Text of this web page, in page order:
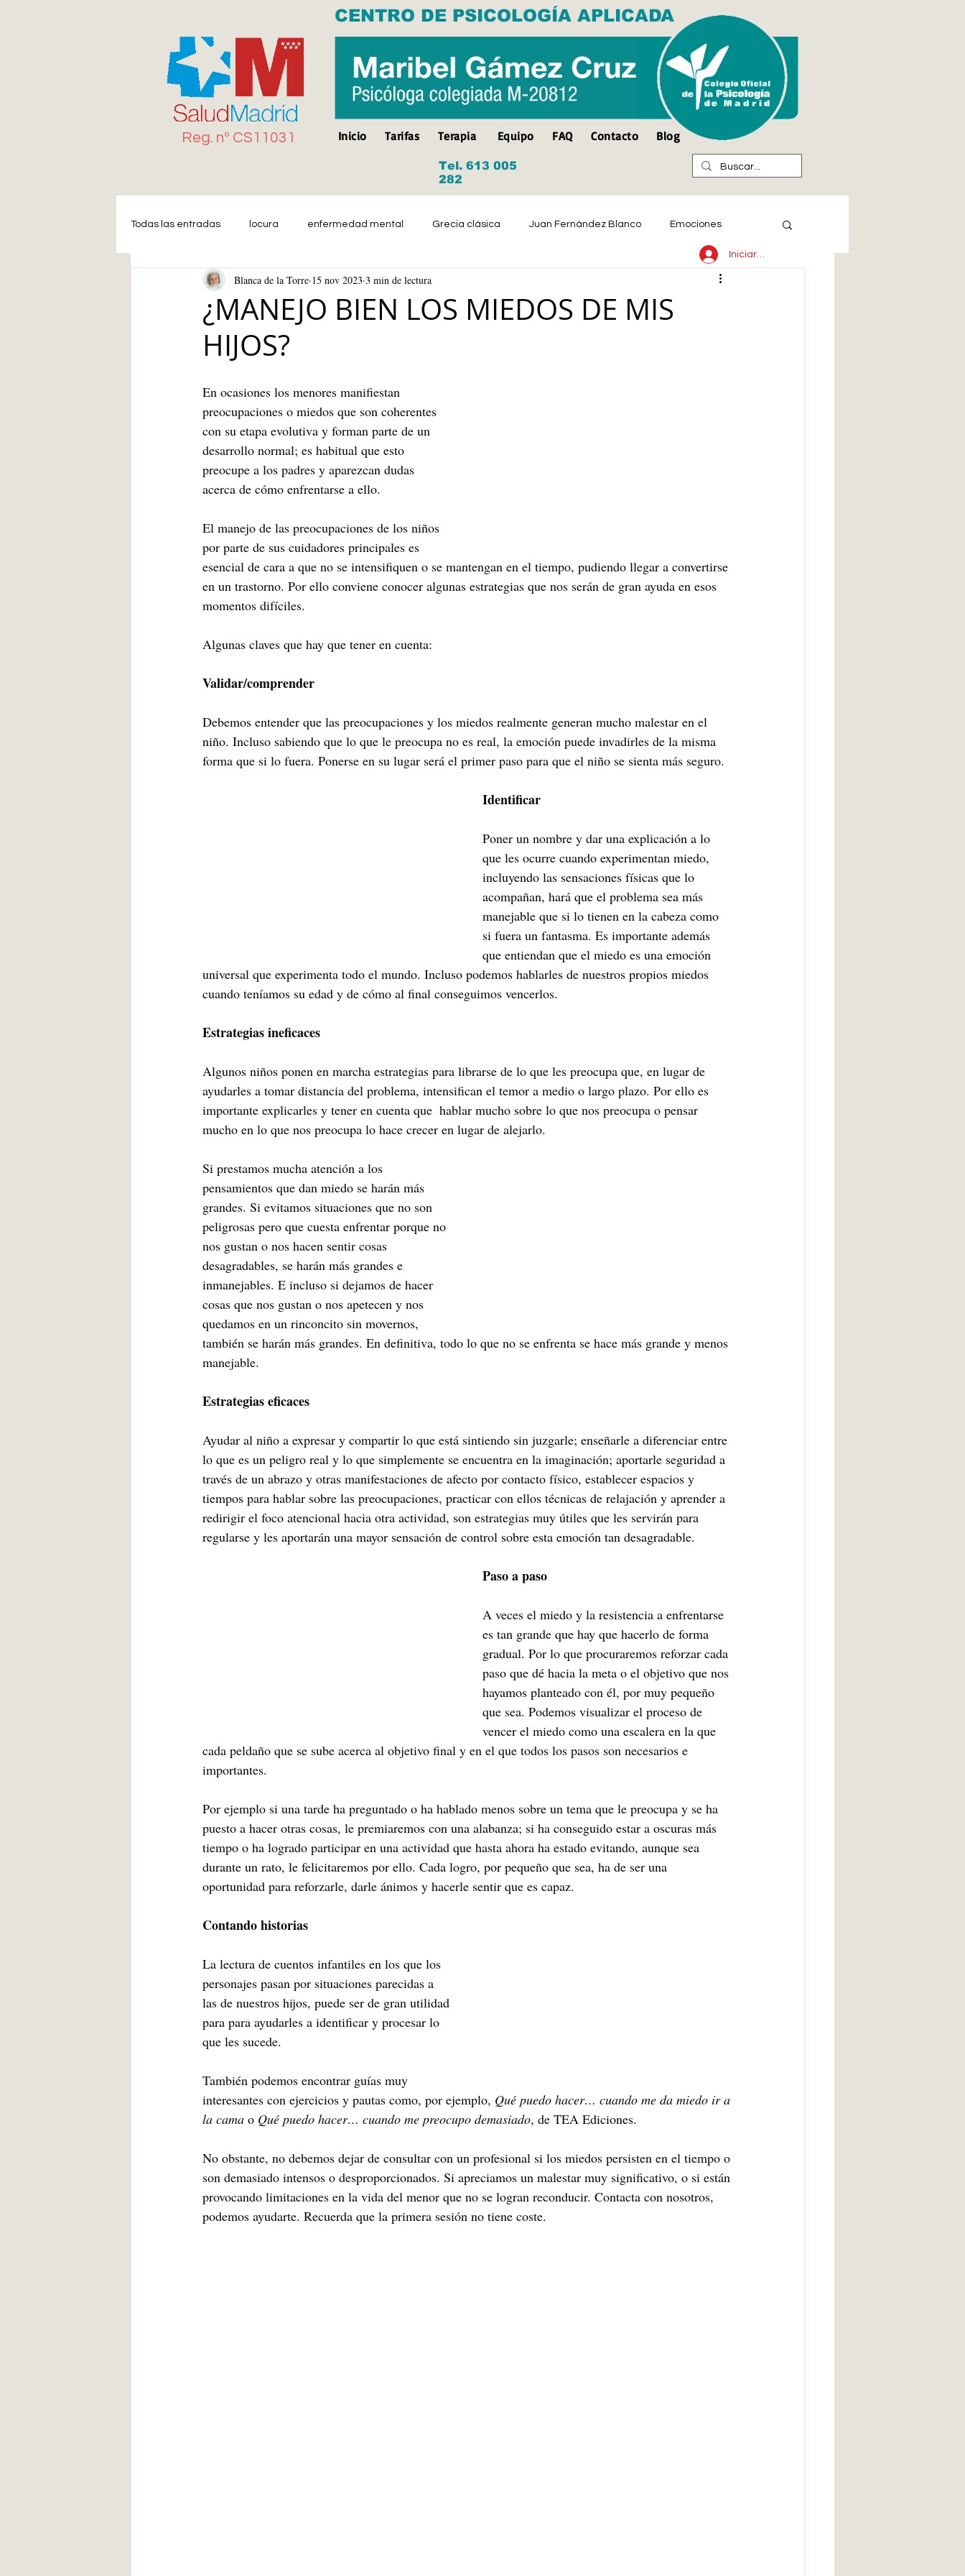
CENTRO DE PSICOLOGÍA APLICADA
Reg. nº CS11031 Inicio Tarifas Terapia Equipo FAQ Contacto Blog
Tel. 613 005
282
Todas las entradas locura enfermedad mental Grecia clásica Juan Fernández Blanco Emociones
Estrés Ansiedad Suicidio Discapacidad
Blanca de la Torre Fernández
Deberes escolares empatía Algoritmos
Desarrollo infantil Transgénero
¿MANEJO BIEN LOS MIEDOS DE MIS
HIJOS?
Blanca de la Torre 15 nov 2023 3 min de lectura
En ocasiones los menores manifiestan
preocupaciones o miedos que son coherentes
con su etapa evolutiva y forman parte de un
desarrollo normal; es habitual que esto
preocupe a los padres y aparezcan dudas
acerca de cómo enfrentarse a ello.
El manejo de las preocupaciones de los niños
por parte de sus cuidadores principales es
esencial de cara a que no se intensifiquen o se mantengan en el tiempo, pudiendo llegar a convertirse
en un trastorno. Por ello conviene conocer algunas estrategias que nos serán de gran ayuda en esos
momentos difíciles.
Algunas claves que hay que tener en cuenta:
Validar/comprender
Debemos entender que las preocupaciones y los miedos realmente generan mucho malestar en el
niño. Incluso sabiendo que lo que le preocupa no es real, la emoción puede invadirles de la misma
forma que si lo fuera. Ponerse en su lugar será el primer paso para que el niño se sienta más seguro.
Identificar
Poner un nombre y dar una explicación a lo
que les ocurre cuando experimentan miedo,
incluyendo las sensaciones físicas que lo
acompañan, hará que el problema sea más
manejable que si lo tienen en la cabeza como
si fuera un fantasma. Es importante además
que entiendan que el miedo es una emoción
universal que experimenta todo el mundo. Incluso podemos hablarles de nuestros propios miedos
cuando teníamos su edad y de cómo al final conseguimos vencerlos.
Estrategias ineficaces
Algunos niños ponen en marcha estrategias para librarse de lo que les preocupa que, en lugar de
ayudarles a tomar distancia del problema, intensifican el temor a medio o largo plazo. Por ello es
importante explicarles y tener en cuenta que  hablar mucho sobre lo que nos preocupa o pensar
mucho en lo que nos preocupa lo hace crecer en lugar de alejarlo.
Si prestamos mucha atención a los
pensamientos que dan miedo se harán más
grandes. Si evitamos situaciones que no son
peligrosas pero que cuesta enfrentar porque no
nos gustan o nos hacen sentir cosas
desagradables, se harán más grandes e
inmanejables. E incluso si dejamos de hacer
cosas que nos gustan o nos apetecen y nos
quedamos en un rinconcito sin movernos,
también se harán más grandes. En definitiva, todo lo que no se enfrenta se hace más grande y menos
manejable.
Estrategias eficaces
Ayudar al niño a expresar y compartir lo que está sintiendo sin juzgarle; enseñarle a diferenciar entre
lo que es un peligro real y lo que simplemente se encuentra en la imaginación; aportarle seguridad a
través de un abrazo y otras manifestaciones de afecto por contacto físico, establecer espacios y
tiempos para hablar sobre las preocupaciones, practicar con ellos técnicas de relajación y aprender a
redirigir el foco atencional hacia otra actividad, son estrategias muy útiles que les servirán para
regularse y les aportarán una mayor sensación de control sobre esta emoción tan desagradable.
Paso a paso
A veces el miedo y la resistencia a enfrentarse
es tan grande que hay que hacerlo de forma
gradual. Por lo que procuraremos reforzar cada
paso que dé hacia la meta o el objetivo que nos
hayamos planteado con él, por muy pequeño
que sea. Podemos visualizar el proceso de
vencer el miedo como una escalera en la que
cada peldaño que se sube acerca al objetivo final y en el que todos los pasos son necesarios e
importantes.
Por ejemplo si una tarde ha preguntado o ha hablado menos sobre un tema que le preocupa y se ha
puesto a hacer otras cosas, le premiaremos con una alabanza; si ha conseguido estar a oscuras más
tiempo o ha logrado participar en una actividad que hasta ahora ha estado evitando, aunque sea
durante un rato, le felicitaremos por ello. Cada logro, por pequeño que sea, ha de ser una
oportunidad para reforzarle, darle ánimos y hacerle sentir que es capaz.
Contando historias
La lectura de cuentos infantiles en los que los
personajes pasan por situaciones parecidas a
las de nuestros hijos, puede ser de gran utilidad
para para ayudarles a identificar y procesar lo
que les sucede.
También podemos encontrar guías muy
interesantes con ejercicios y pautas como, por ejemplo, Qué puedo hacer… cuando me da miedo ir a
la cama o Qué puedo hacer… cuando me preocupo demasiado, de TEA Ediciones.
No obstante, no debemos dejar de consultar con un profesional si los miedos persisten en el tiempo o
son demasiado intensos o desproporcionados. Si apreciamos un malestar muy significativo, o si están
provocando limitaciones en la vida del menor que no se logran reconducir. Contacta con nosotros,
podemos ayudarte. Recuerda que la primera sesión no tiene coste.
Iniciar sesión